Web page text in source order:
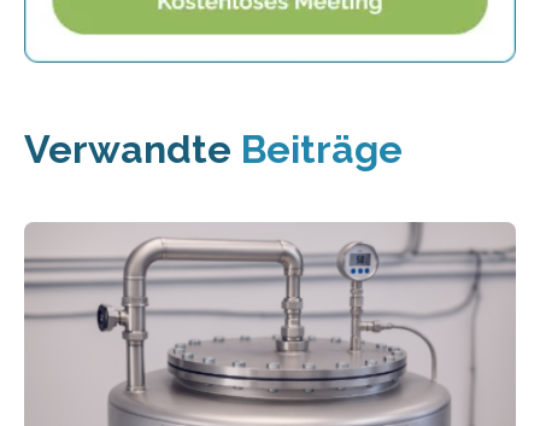
Verwandte Beiträge